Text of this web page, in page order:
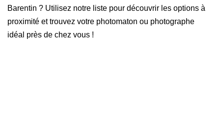
Barentin ? Utilisez notre liste pour découvrir les options à
proximité et trouvez votre photomaton ou photographe
idéal près de chez vous !